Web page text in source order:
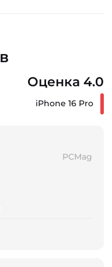
Оценка 4.0
iPhone 16 Pro
PCMag